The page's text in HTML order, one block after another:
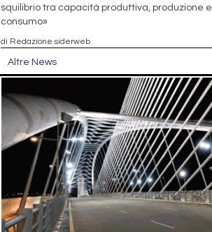
squilibrio tra capacità produttiva, produzione e
consumo»
di Redazione siderweb
Altre News